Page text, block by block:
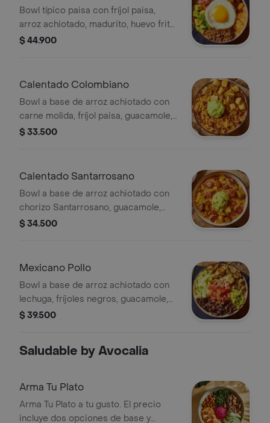
Bowl típico paisa con fríjol paisa,
arroz achiotado, madurito, huevo frito
y carne molida.
$ 44.900
Calentado Colombiano
Bowl a base de arroz achiotado con
carne molida, fríjol paisa, guacamole,
papa y un toque de cilantro.
$ 33.500
Calentado Santarrosano
Bowl a base de arroz achiotado con
chorizo Santarrosano, guacamole,
papa, madurito y un toque de cilantro.
$ 34.500
Mexicano Pollo
Bowl a base de arroz achiotado con
lechuga, fríjoles negros, guacamole,
pollo a las hierbas y pico de gallo.
$ 39.500
Saludable by Avocalia
Arma Tu Plato
Arma Tu Plato a tu gusto. El precio
incluye dos opciones de base y